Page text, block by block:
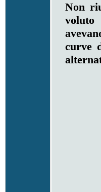
Non
voluto
curve